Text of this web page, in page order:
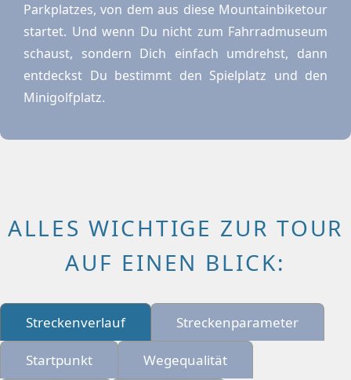
Parkplatzes, von dem aus diese Mountainbiketour
startet. Und wenn Du nicht zum Fahrradmuseum
schaust, sondern Dich einfach umdrehst, dann
entdeckst Du bestimmt den Spielplatz und den
Minigolfplatz.
ALLES WICHTIGE ZUR TOUR
AUF EINEN BLICK:
Streckenverlauf Streckenparameter
Startpunkt Wegequalität